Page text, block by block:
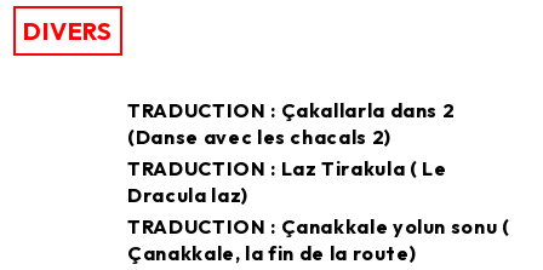
DIVERS
TRADUCTION : Çakallarla dans 2
(Danse avec les chacals 2)
TRADUCTION : Laz Tirakula ( Le
Dracula laz)
TRADUCTION : Çanakkale yolun sonu (
Çanakkale, la fin de la route)